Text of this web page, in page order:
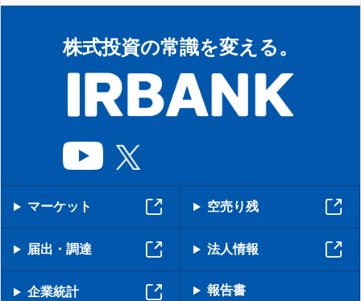
株式投資の常識を変える。
マーケット 空売り残
届出・調達 法人情報
企業統計 報告書